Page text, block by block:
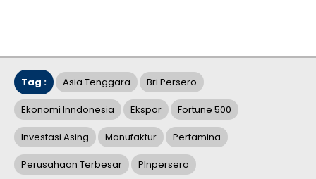
Tag : Asia Tenggara Bri Persero
Ekonomi Inndonesia Ekspor Fortune 500
Investasi Asing Manufaktur Pertamina
Perusahaan Terbesar Plnpersero